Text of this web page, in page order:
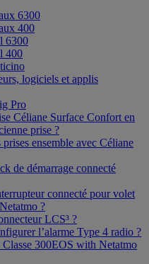
6300
400
6300
400
logiciels et applis
Pro
Céliane Surface Confort en
prise ?
ensemble avec Céliane
de démarrage connecté
connecté pour volet
?
LCS³ ?
l’alarme Type 4 radio ?
300EOS with Netatmo